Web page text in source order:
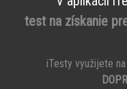
test na získanie
iTesty využijete